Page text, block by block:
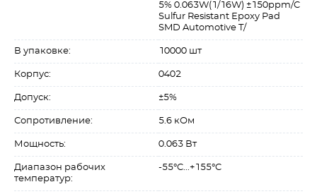
5% 0.063W(1/16W) ±150ppm/C
Sulfur Resistant Epoxy Pad
SMD Automotive T/
В упаковке: 10000 шт
Корпус: 0402
Допуск: ±5%
Сопротивление: 5.6 кОм
Мощность: 0.063 Вт
Диапазон рабочих
температур:
-55°C...+155°C